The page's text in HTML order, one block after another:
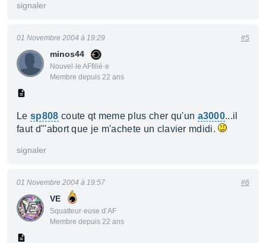
signaler
minos44
Nouvel·le AFfilié·e
Membre depuis 22 ans
01 Novembre 2004 à 19:29 #5
Le sp808 coute qt meme plus cher qu'un a3000...il
faut d"'abort que je m'achete un clavier mdidi.
signaler
VE
Squatteur·euse d’AF
Membre depuis 22 ans
01 Novembre 2004 à 19:57 #6